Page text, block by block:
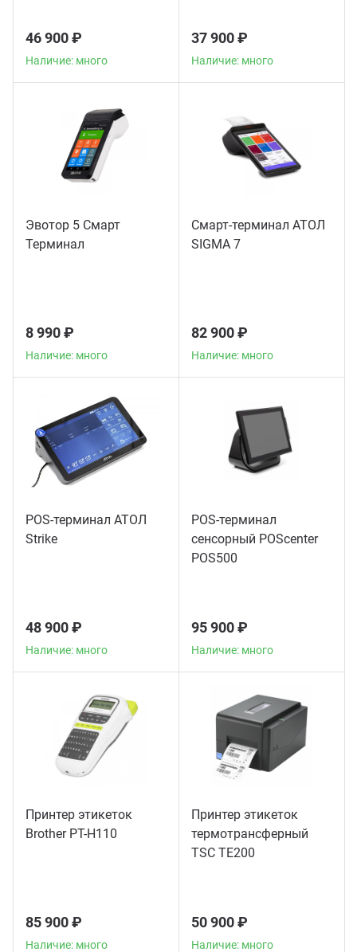
46 900 ₽
Наличие: много
37 900 ₽
Наличие: много
Эвотор 5 Смарт
Терминал
8 990 ₽
Наличие: много
Смарт-терминал АТОЛ
SIGMA 7
82 900 ₽
Наличие: много
POS-терминал АТОЛ
Strike
48 900 ₽
Наличие: много
POS-терминал
сенсорный POScenter
POS500
95 900 ₽
Наличие: много
Принтер этикеток
Brother PT-H110
85 900 ₽
Наличие: много
Принтер этикеток
термотрансферный
TSC TE200
50 900 ₽
Наличие: много